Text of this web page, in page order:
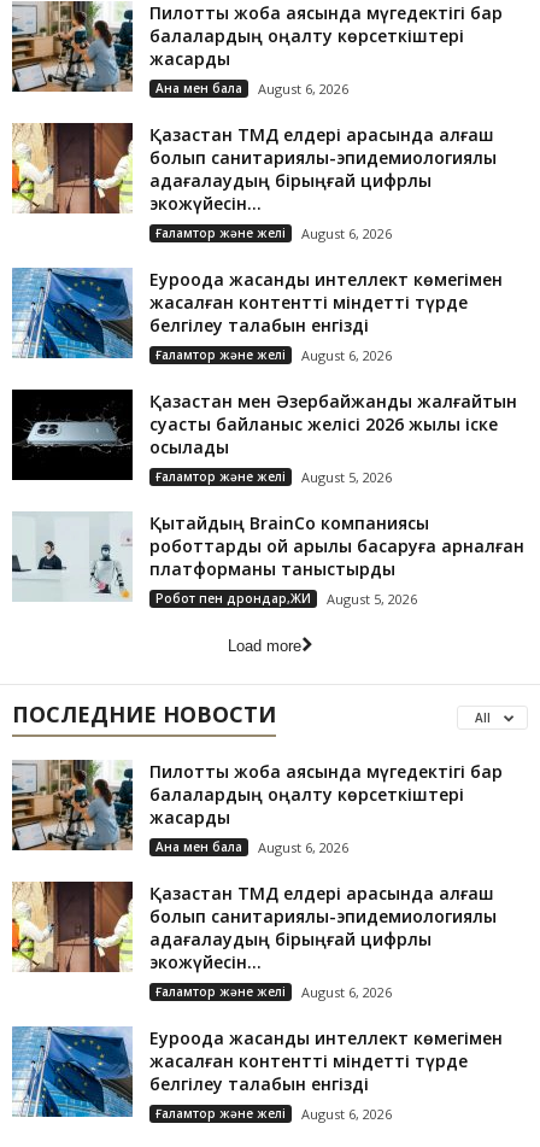
Пилоттық жоба аясында мүгедектігі бар
балалардың оңалту көрсеткіштері
жақсарды
Ана мен бала August 6, 2026
Қазақстан ТМД елдері арасында алғаш
болып санитариялық-эпидемиологиялық
қадағалаудың бірыңғай цифрлық
экожүйесін...
Ғаламтор және желі August 6, 2026
Еуроодақ жасанды интеллект көмегімен
жасалған контентті міндетті түрде
белгілеу талабын енгізді
Ғаламтор және желі August 6, 2026
Қазақстан мен Әзербайжанды жалғайтын
суасты байланыс желісі 2026 жылы іске
қосылады
Ғаламтор және желі August 5, 2026
Қытайдың BrainCo компаниясы
роботтарды ой арқылы басқаруға арналған
платформаны таныстырды
Робот пен дрондар,ЖИ August 5, 2026
Load more
ПОСЛЕДНИЕ НОВОСТИ All
Пилоттық жоба аясында мүгедектігі бар
балалардың оңалту көрсеткіштері
жақсарды
Ана мен бала August 6, 2026
Қазақстан ТМД елдері арасында алғаш
болып санитариялық-эпидемиологиялық
қадағалаудың бірыңғай цифрлық
экожүйесін...
Ғаламтор және желі August 6, 2026
Еуроодақ жасанды интеллект көмегімен
жасалған контентті міндетті түрде
белгілеу талабын енгізді
Ғаламтор және желі August 6, 2026